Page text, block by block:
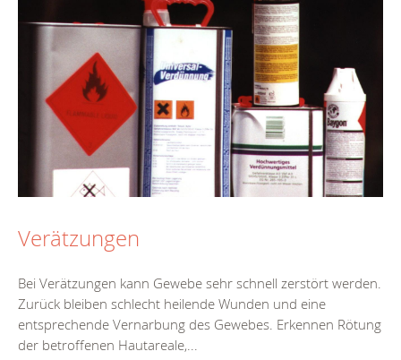
Verätzungen
Bei Verätzungen kann Gewebe sehr schnell zerstört werden.
Zurück bleiben schlecht heilende Wunden und eine
entsprechende Vernarbung des Gewebes. Erkennen Rötung
der betroffenen Hautareale,...